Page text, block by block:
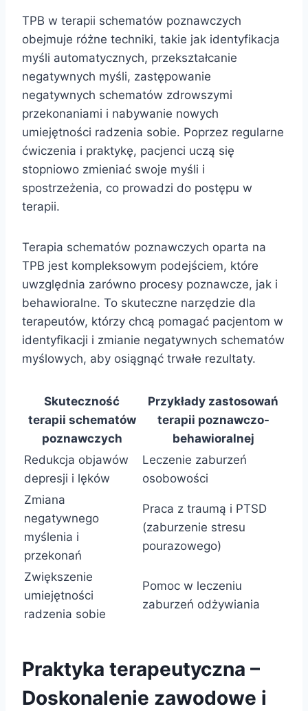
TPB w terapii schematów poznawczych
obejmuje różne techniki, takie jak identyfikacja
myśli automatycznych, przekształcanie
negatywnych myśli, zastępowanie
negatywnych schematów zdrowszymi
przekonaniami i nabywanie nowych
umiejętności radzenia sobie. Poprzez regularne
ćwiczenia i praktykę, pacjenci uczą się
stopniowo zmieniać swoje myśli i
spostrzeżenia, co prowadzi do postępu w
terapii.
Terapia schematów poznawczych oparta na
TPB jest kompleksowym podejściem, które
uwzględnia zarówno procesy poznawcze, jak i
behawioralne. To skuteczne narzędzie dla
terapeutów, którzy chcą pomagać pacjentom w
identyfikacji i zmianie negatywnych schematów
myślowych, aby osiągnąć trwałe rezultaty.
Skuteczność
terapii schematów
poznawczych
Przykłady zastosowań
terapii poznawczo-
behawioralnej
Redukcja objawów
depresji i lęków
Leczenie zaburzeń
osobowości
Zmiana
negatywnego
myślenia i
przekonań
Praca z traumą i PTSD
(zaburzenie stresu
pourazowego)
Zwiększenie
umiejętności
radzenia sobie
Pomoc w leczeniu
zaburzeń odżywiania
Praktyka terapeutyczna –
Doskonalenie zawodowe i